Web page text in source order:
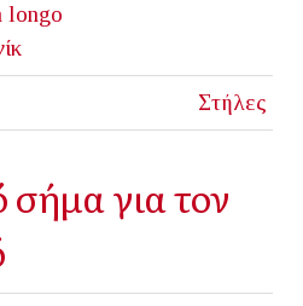
longo
Στήλες
σήμα για τον